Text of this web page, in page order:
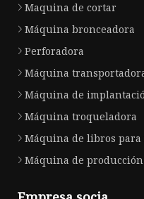
Maquina de cortar
Máquina bronceadora
Perforadora
Máquina
Máquina de
Máquina troqueladora
Máquina de libros para
Máquina de